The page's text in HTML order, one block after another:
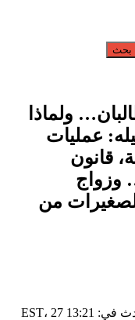
ولماذا
عمليات
قانون
وزواج
من
في:
13:21 EST، 27